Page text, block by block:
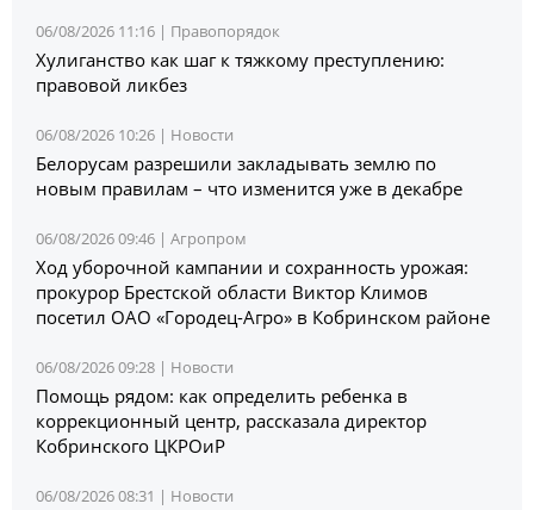
06/08/2026 11:16 | Правопорядок
Хулиганство как шаг к тяжкому преступлению:
правовой ликбез
06/08/2026 10:26 | Новости
Белорусам разрешили закладывать землю по
новым правилам – что изменится уже в декабре
06/08/2026 09:46 | Агропром
Ход уборочной кампании и сохранность урожая:
прокурор Брестской области Виктор Климов
посетил ОАО «Городец-Агро» в Кобринском районе
06/08/2026 09:28 | Новости
Помощь рядом: как определить ребенка в
коррекционный центр, рассказала директор
Кобринского ЦКРОиР
06/08/2026 08:31 | Новости